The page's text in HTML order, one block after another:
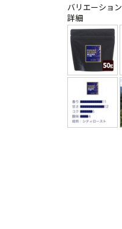
バリエーション
詳細